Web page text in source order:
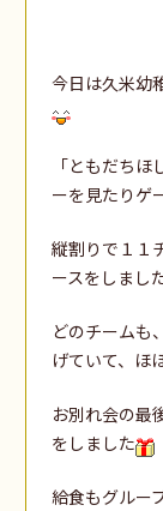
今日は久米幼
「ともだち
ーを見たりゲ
縦割りで１１
ースをしまし
どのチームも
げていて、ほ
お別れ会の最
をしました
給食もグルー